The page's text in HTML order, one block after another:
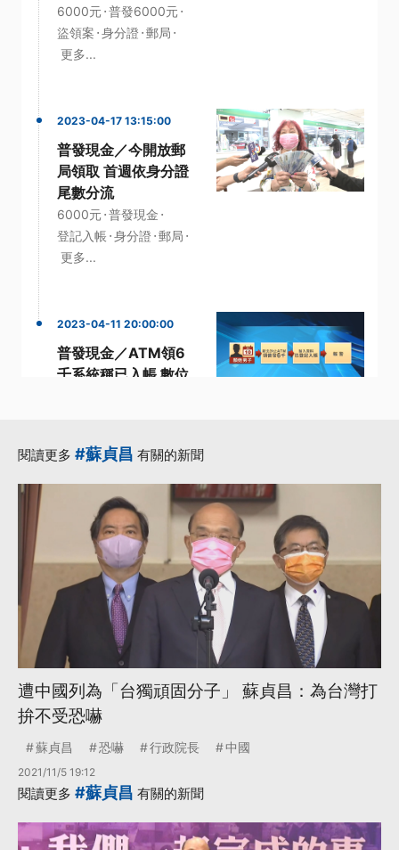
6000元·普發6000元·
盜領案 ·身分證 ·郵局 ·
更多...
2023-04-17 13:15:00
普發現金／今開放郵
局領取 首週依身分證
尾數分流
6000元·普發現金 ·
登記入帳 ·身分證 ·郵局 ·
更多...
2023-04-11 20:00:00
普發現金／ATM領6
千系統稱已入帳 數位
數位部·登記· 更多...
閱讀更多 #蘇貞昌 有關的新聞
遭中國列為「台獨頑固分子」 蘇貞昌：為台灣打
拚不受恐嚇
蘇貞昌 恐嚇 行政院長 中國
2021/11/5 19:12
閱讀更多 #蘇貞昌 有關的新聞